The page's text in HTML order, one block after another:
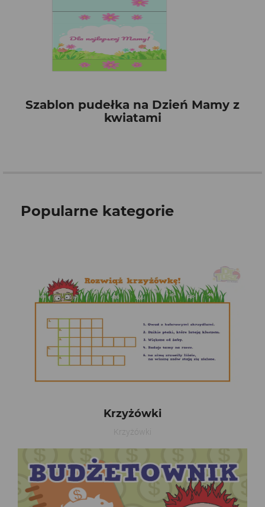
Szablon pudełka na Dzień Mamy z
kwiatami
Popularne kategorie
Krzyżówki
Krzyżówki